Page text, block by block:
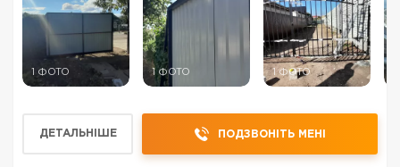
работы любой сложно...
1 ФОТО 1 ФОТО 1 ФОТО
ДЕТАЛЬНІШЕ ПОДЗВОНІТЬ МЕНІ